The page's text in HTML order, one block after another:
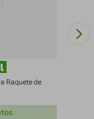
Raquete de